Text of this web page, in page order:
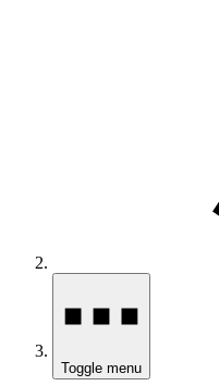
Toggle menu